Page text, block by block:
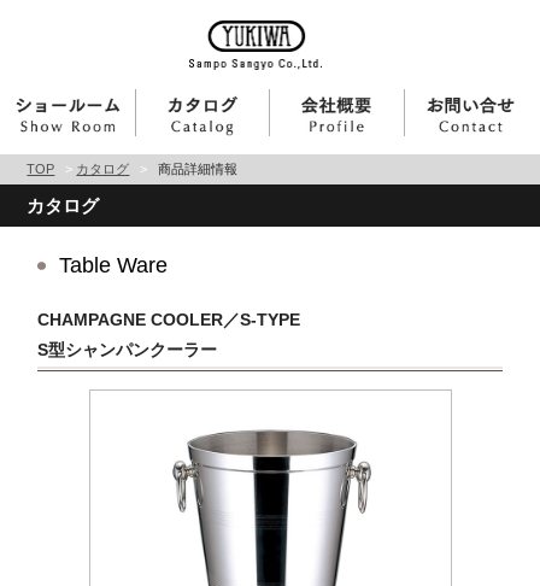
TOP > カタログ > 商品詳細情報
カタログ
Table Ware
CHAMPAGNE COOLER／S-TYPE
S型シャンパンクーラー